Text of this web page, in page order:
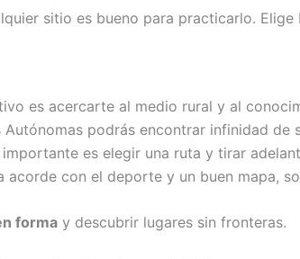
sitio es bueno para practicarlo.
es acercarte al medio rural y al
podrás encontrar infinidad de
es elegir una ruta y tirar
con el deporte y un buen mapa,
forma y descubrir lugares sin fronteras.